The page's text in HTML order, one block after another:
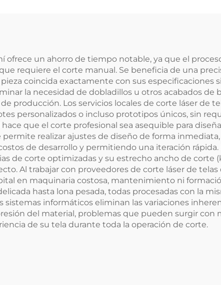
ofrece un ahorro de tiempo notable, ya que el
requiere el corte manual. Se beneficia de una
coincida exactamente con sus especificaciones
la necesidad de dobladillos u otros acabados
producción. Los servicios locales de corte láser de
personalizados o incluso prototipos únicos, sin
que el corte profesional sea asequible para
realizar ajustes de diseño de forma
de desarrollo y permitiendo una iteración
de corte optimizadas y su estrecho ancho de corte
Al trabajar con proveedores de corte láser de
en maquinaria costosa, mantenimiento ni
hasta lona pesada, todas procesadas con la
informáticos eliminan las variaciones
del material, problemas que pueden surgir con
de su tela durante toda la operación de corte.